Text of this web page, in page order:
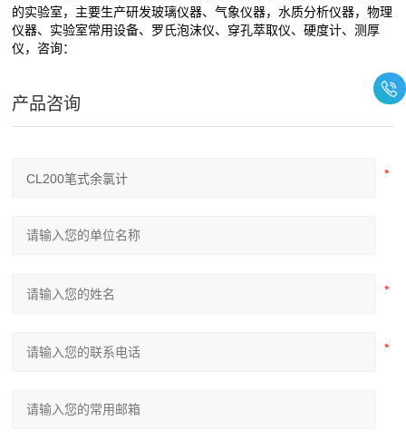
的实验室，主要生产研发玻璃仪器、气象仪器，水质分析仪器，物理
仪器、实验室常用设备、罗氏泡沫仪、穿孔萃取仪、硬度计、测厚
仪，咨询：
产品咨询